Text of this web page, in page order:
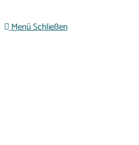
MenüSchließen